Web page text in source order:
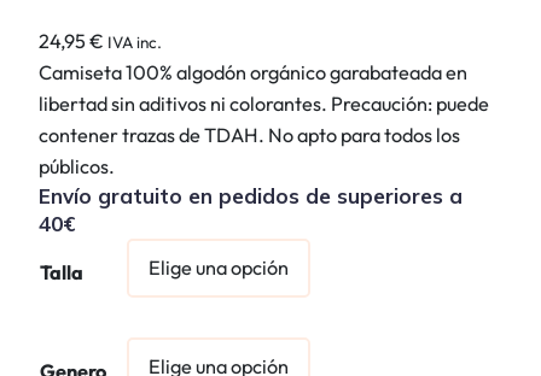
24,95€ IVA inc.
Camiseta 100% algodón orgánico garabateada en
libertad sin aditivos ni colorantes. Precaución: puede
contener trazas de TDAH. No apto para todos los
públicos.
Envío gratuito en pedidos de superiores a
40€
Talla
Genero